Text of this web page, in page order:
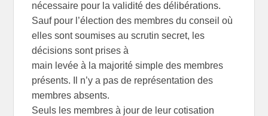
nécessaire pour la validité des délibérations.
Sauf pour l’élection des membres du conseil où
elles sont soumises au scrutin secret, les
décisions sont prises à
main levée à la majorité simple des membres
présents. Il n’y a pas de représentation des
membres absents.
Seuls les membres à jour de leur cotisation